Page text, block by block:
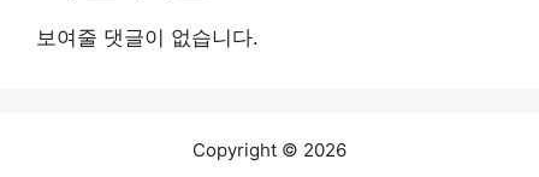
보여줄 댓글이 없습니다.
Copyright © 2026